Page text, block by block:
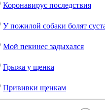
Коронавирус последствия
У пожилой собаки болят
Мой пекинес задыхался
Грыжа у щенка
Прививки щенкам